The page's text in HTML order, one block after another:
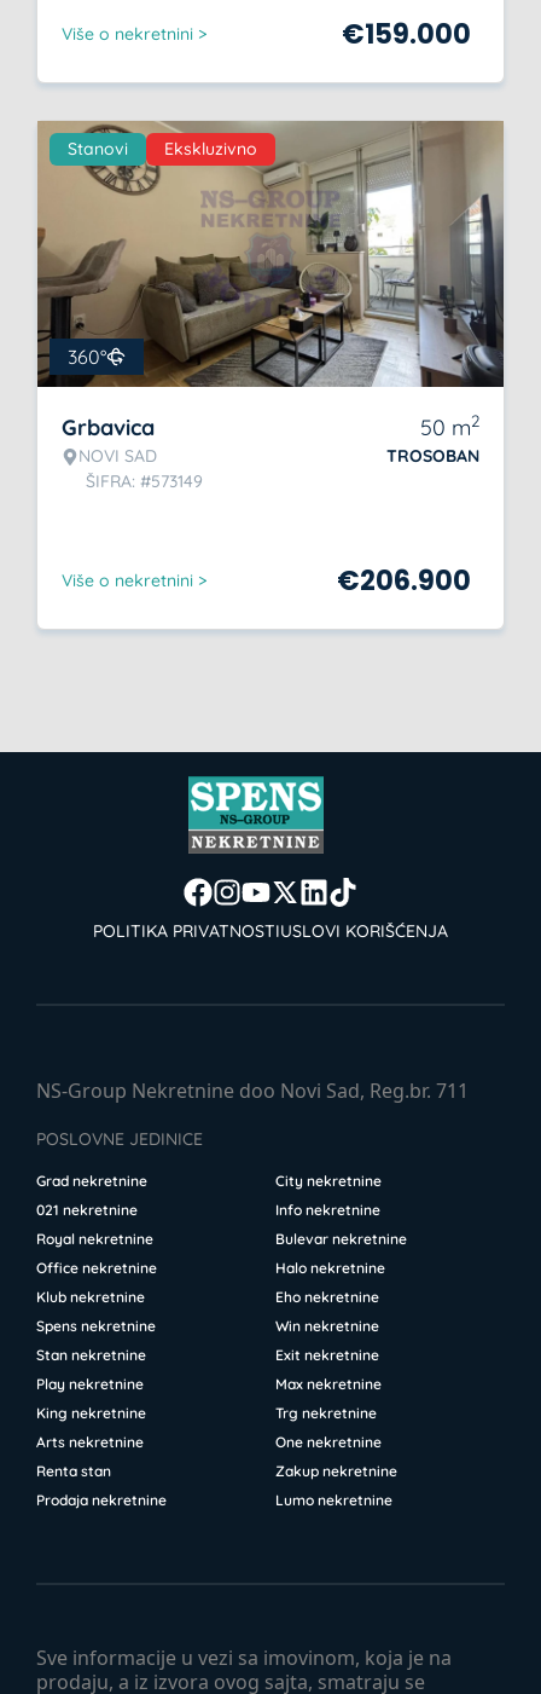
Više o nekretnini > €159.000
Stanovi Ekskluzivno
360°
Grbavica
NOVI SAD
ŠIFRA: #573149
50 m2
TROSOBAN
Više o nekretnini > €206.900
POLITIKA PRIVATNOSTIUSLOVI KORIŠĆENJA
Sve informacije u vezi sa imovinom, koja je na
prodaju, a iz izvora ovog sajta, smatraju se
NS-Group Nekretnine doo Novi Sad, Reg.br. 711
POSLOVNE JEDINICE
Grad nekretnine
City nekretnine
021 nekretnine
Info nekretnine
Royal nekretnine
Bulevar nekretnine
Office nekretnine
Halo nekretnine
Klub nekretnine
Eho nekretnine
Spens nekretnine
Win nekretnine
Stan nekretnine
Exit nekretnine
Play nekretnine
Max nekretnine
King nekretnine
Trg nekretnine
Arts nekretnine
One nekretnine
Renta stan
Zakup nekretnine
Prodaja nekretnine
Lumo nekretnine